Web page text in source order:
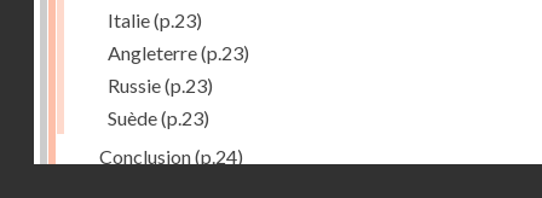
Italie(p.23)
Angleterre(p.23)
Russie(p.23)
Suède(p.23)
Conclusion(p.24)